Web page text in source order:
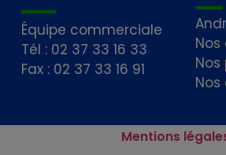
Équipe commerciale
Tél : 02 37 33 16 33
Fax : 02 37 33 16 91
Mentions